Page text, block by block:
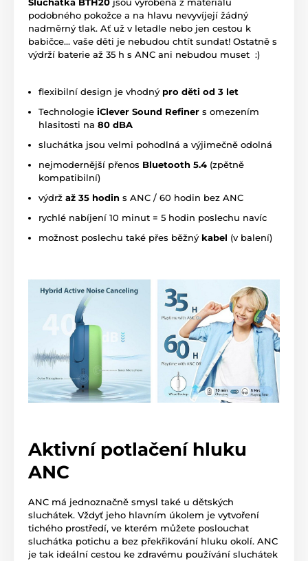
Sluchátka BTH20 jsou vyrobena z materiálu
podobného pokožce a na hlavu nevyvíjejí žádný
nadměrný tlak. Ať už v letadle nebo jen cestou k
babičce... vaše děti je nebudou chtít sundat! Ostatně s
výdrží baterie až 35 h s ANC ani nebudou muset :)
flexibilní design je vhodný pro děti od 3 let
Technologie iClever Sound Refiner s omezením
hlasitosti na 80 dBA
sluchátka jsou velmi pohodlná a výjimečně odolná
nejmodernější přenos Bluetooth 5.4 (zpětně
kompatibilní)
výdrž až 35 hodin s ANC / 60 hodin bez ANC
rychlé nabíjení 10 minut = 5 hodin poslechu navíc
možnost poslechu také přes běžný kabel (v balení)
Aktivní potlačení hluku
ANC
ANC má jednoznačně smysl také u dětských
sluchátek. Vždyť jeho hlavním úkolem je vytvoření
tichého prostředí, ve kterém můžete poslouchat
sluchátka potichu a bez překřikování hluku okolí. ANC
je tak ideální cestou ke zdravému používání sluchátek